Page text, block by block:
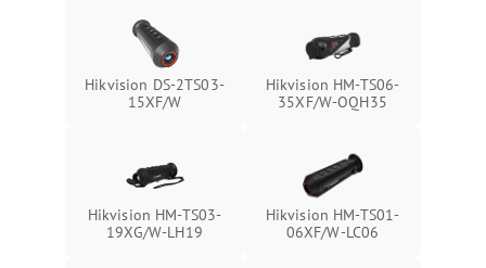
Hikvision DS-2TS03-
15XF/W
Hikvision HM-TS06-
35XF/W-OQH35
Hikvision HM-TS03-
19XG/W-LH19
Hikvision HM-TS01-
06XF/W-LC06